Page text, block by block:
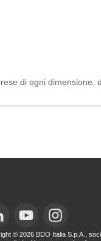
di ogni
© 2026 BDO Italia S.p.A.,